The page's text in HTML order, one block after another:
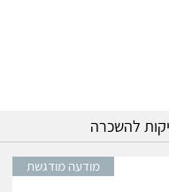
מודעה מודגשת